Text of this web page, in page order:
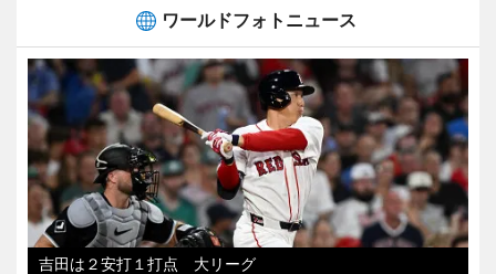
ワールドフォトニュース
吉田は２安打１打点 大リーグ